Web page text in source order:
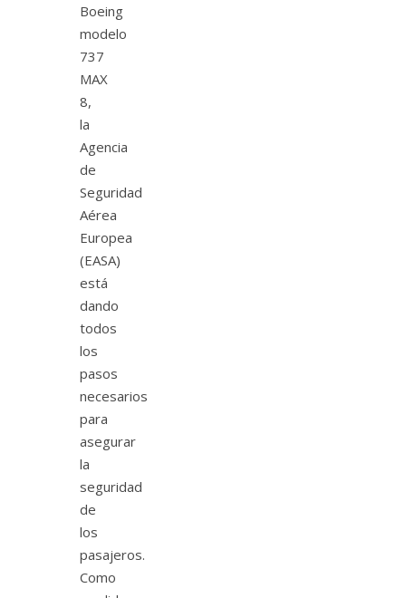
Boeing
modelo
737
MAX
8,
la
Agencia
de
Seguridad
Aérea
Europea
(EASA)
está
dando
todos
los
pasos
necesarios
para
asegurar
la
seguridad
de
los
pasajeros.
Como